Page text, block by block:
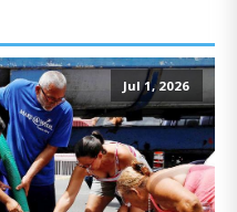
Jul 1, 2026